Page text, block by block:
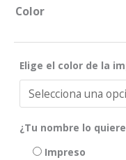
Color
Elige el color de la
¿Tu nombre lo
Impreso